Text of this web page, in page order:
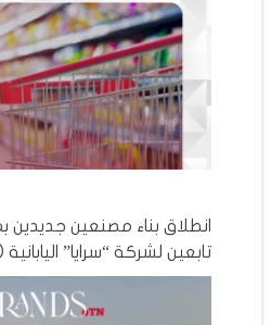
انطلاق بناء مصنعين جديدين
تابعين لشركة “سرايا”